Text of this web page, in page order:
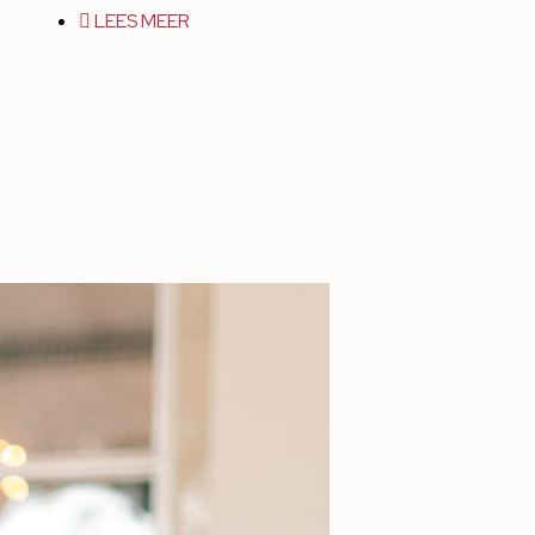
LEES MEER